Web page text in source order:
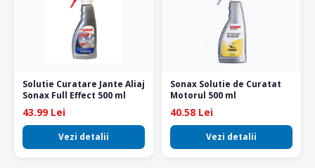
Solutie Curatare Jante Aliaj
Sonax Full Effect 500 ml
43.99 Lei
Vezi detalii
Sonax Solutie de Curatat
Motorul 500 ml
40.58 Lei
Vezi detalii